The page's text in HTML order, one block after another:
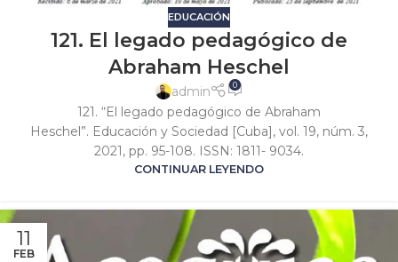
EDUCACIÓN
121. El legado pedagógico de
Abraham Heschel
admin 0
121. “El legado pedagógico de Abraham
Heschel”. Educación y Sociedad [Cuba], vol. 19, núm. 3,
2021, pp. 95-108. ISSN: 1811- 9034.
CONTINUAR LEYENDO
11
FEB